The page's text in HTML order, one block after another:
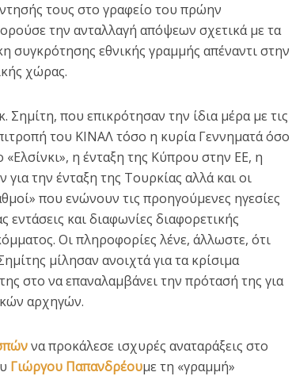
τους στο γραφείο του πρώην
την ανταλλαγή απόψεων σχετικά με τα
συγκρότησης εθνικής γραμμής απέναντι στην
χώρας.
Σημίτη, που επικρότησαν την ίδια μέρα με τις
του ΚΙΝΑΛ τόσο η κυρία Γεννηματά όσο
η ένταξη της Κύπρου στην ΕΕ, η
την ένταξη της Τουρκίας αλλά και οι
που ενώνουν τις προηγούμενες ηγεσίες
εντάσεις και διαφωνίες διαφορετικής
Οι πληροφορίες λένε, άλλωστε, ότι
μίλησαν ανοιχτά για τα κρίσιμα
στο να επαναλαμβάνει την πρότασή της για
αρχηγών.
να προκάλεσε ισχυρές αναταράξεις στο
Γιώργου Παπανδρέουμε τη «γραμμή»